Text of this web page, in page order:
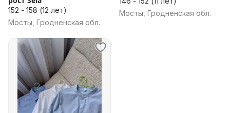
152 - 158 (12 лет)
Мосты, Гродненская обл.
Мосты, Гродненская обл.